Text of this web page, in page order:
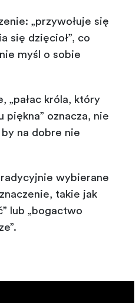
„przywołuje się
się dzięcioł”, co
myśl o sobie
„pałac króla, który
piękna” oznacza, nie
na dobre nie
wybierane
takie jak
lub „bogactwo